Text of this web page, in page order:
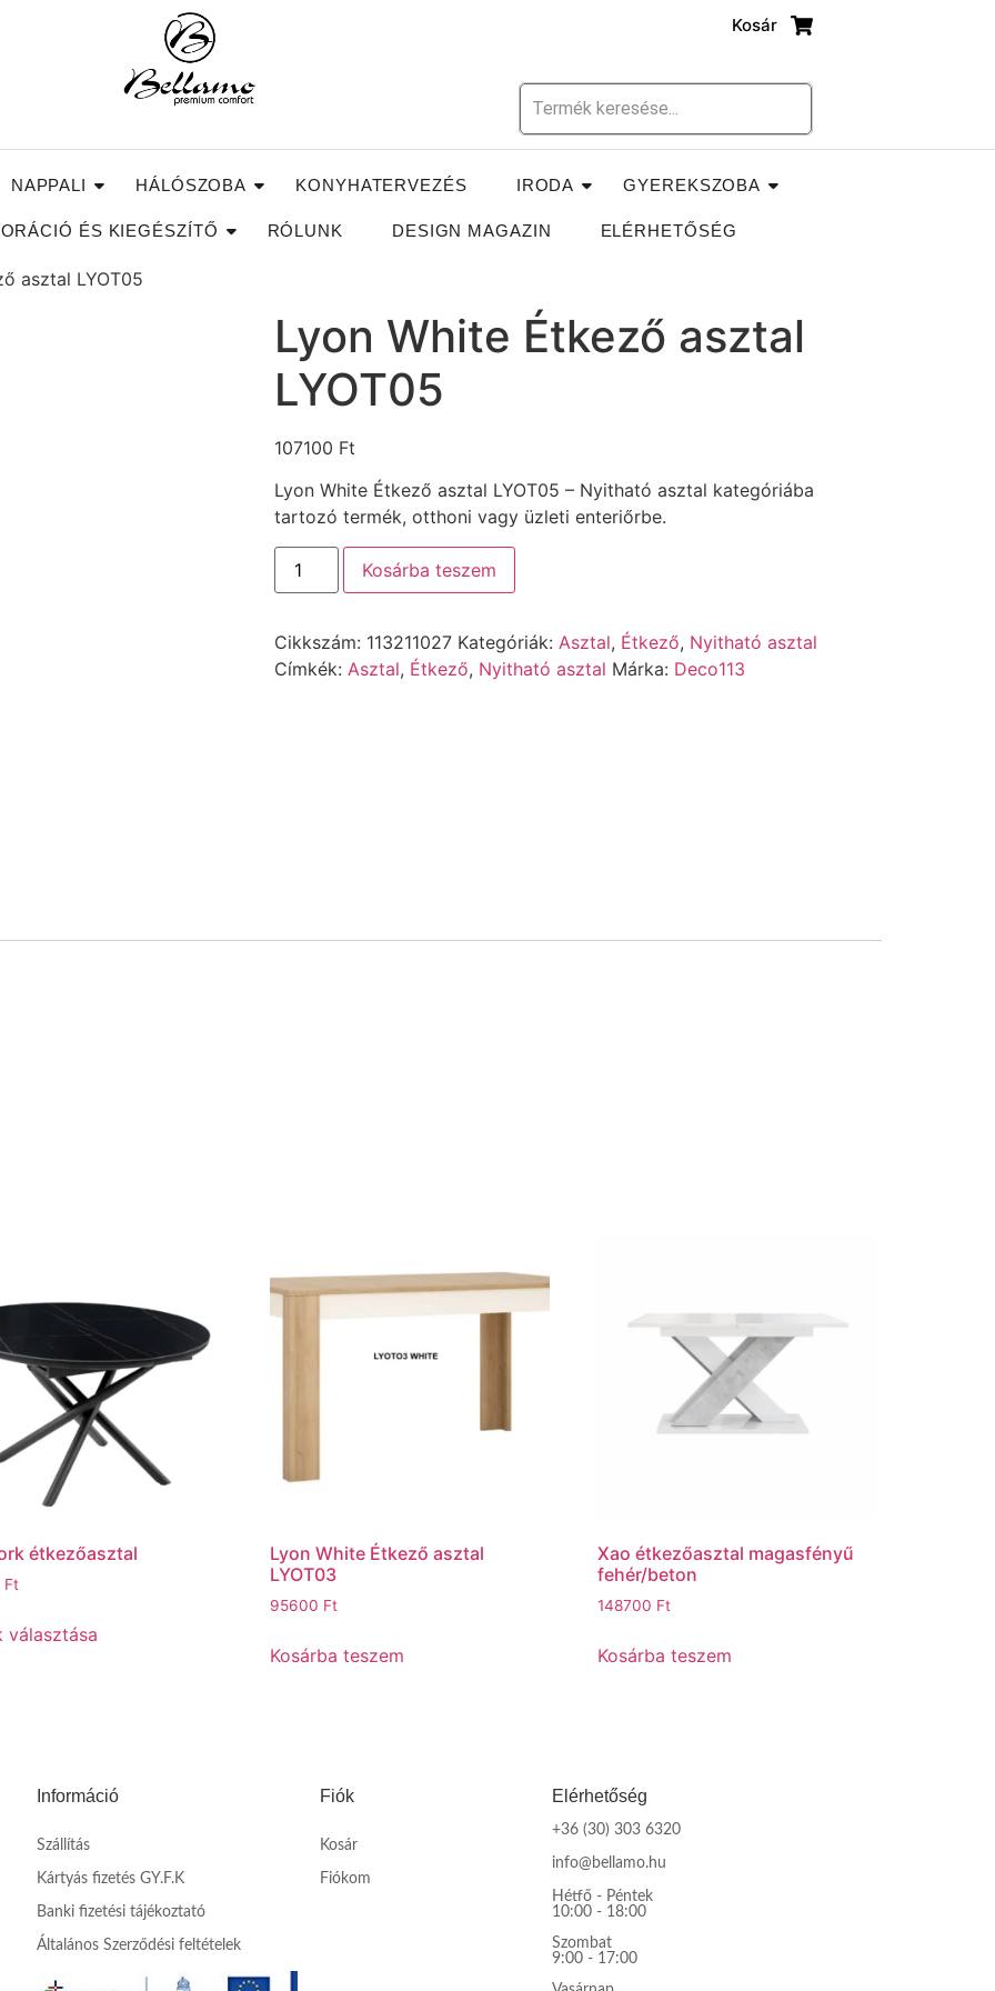
Kosár
NAPPALI HÁLÓSZOBA KONYHATERVEZÉS IRODA GYEREKSZOBA
ÉS KIEGÉSZÍTŐ RÓLUNK DESIGN MAGAZIN ELÉRHETŐSÉG
asztal LYOT05
Lyon White Étkező asztal
LYOT05
107100 Ft
Lyon White Étkező asztal LYOT05 – Nyitható asztal kategóriába
tartozó termék, otthoni vagy üzleti enteriőrbe.
Kosárba teszem
Cikkszám: 113211027 Kategóriák: Asztal, Étkező, Nyitható asztal
Címkék: Asztal, Étkező, Nyitható asztal Márka: Deco113
étkezőasztal
Ft
választása
Lyon White Étkező asztal
LYOT03
95600 Ft
Kosárba teszem
Xao étkezőasztal magasfényű
fehér/beton
148700 Ft
Kosárba teszem
Információ
Szállítás
Kártyás fizetés GY.F.K
Banki fizetési tájékoztató
Általános Szerződési feltételek
Fiók
Kosár
Fiókom
Elérhetőség
+36 (30) 303 6320
info@bellamo.hu
Hétfő - Péntek
10:00 - 18:00
Szombat
9:00 - 17:00